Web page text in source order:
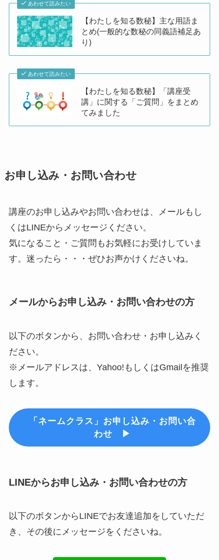
あわせて読みたい
【わたしを知る数秘】主な用語ま
とめ(一般的な数秘の同義語補足あ
り)
あわせて読みたい
【わたしを知る数秘】「講座受
講」に関する「ご質問」をまとめ
てみました
お申し込み・お問い合わせ
講座のお申し込みやお問い合わせは、メールもし
くはLINEからメッセージください。
気になること・ご質問もお気軽にお受けしていま
す。迷ったら・・・ぜひお声かけくださいね。
メールからお申し込み・お問い合わせの方
以下のボタンから、お問い合わせ・お申し込みく
ださい。
※メールアドレスは、Yahoo!もしくはGmailを推奨
します。
「ネームクラス」お申し込み・お問い合
わせ ▶︎
LINEからお申し込み・お問い合わせの方
以下のボタンからLINEでお友達追加をしていただ
き、その後にメッセージをくださいね。